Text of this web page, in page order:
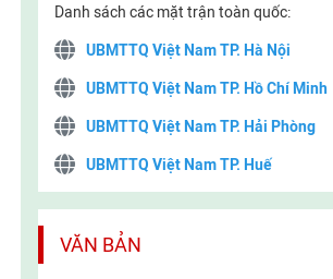
Danh sách các mặt trận toàn quốc:
UBMTTQ Việt Nam TP. Hà Nội
UBMTTQ Việt Nam TP. Hồ Chí Minh
UBMTTQ Việt Nam TP. Hải Phòng
UBMTTQ Việt Nam TP. Huế
UBMTTQ Việt Nam TP. Cần Thơ
VĂN BẢN